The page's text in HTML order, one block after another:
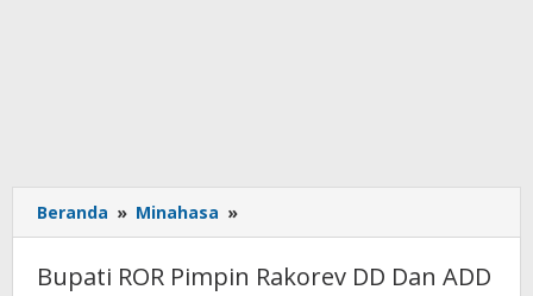
Beranda » Minahasa »
ROR
Pimpin
Rakorev
Bupati ROR Pimpin Rakorev DD Dan ADD